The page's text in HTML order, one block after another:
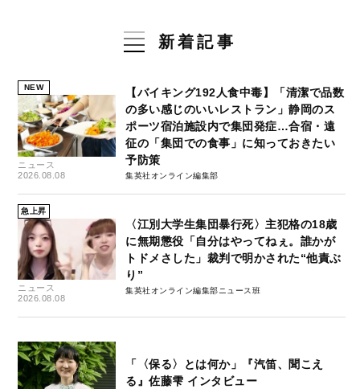
新着記事
NEW
ニュース
2026.08.08
【バイキング192人食中毒】「清潔で品数
の多い感じのいいレストラン」静岡のス
ポーツ宿泊施設内で集団発症…合宿・遠
征の「集団での食事」に知っておきたい
予防策
集英社オンライン編集部
急上昇
ニュース
2026.08.08
〈江別大学生集団暴行死〉主犯格の18歳
に無期懲役「自分はやってねぇ。誰かが
トドメさした」裁判で明かされた“他責ぶ
り”
集英社オンライン編集部ニュース班
「〈保る〉とは何か」『汽笛、聞こえ
る』佐藤雫 インタビュー